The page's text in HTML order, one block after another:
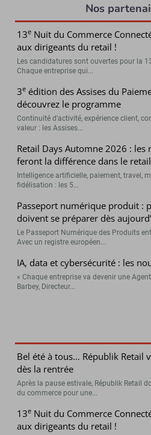
Nos
13e Nuit du Commerce
aux dirigeants du retail !
Les candidatures sont ouvertes pour la
Chaque entreprise qui...
3e édition des Assises du
découvrez le programme
Continuité d’activité, expérience client,
valeur : les Assises...
Retail Days Automne 2026 : les
feront la différence dans le retail
Intelligence artificielle, paiement, travel,
fidélisation : les 5...
Passeport numérique produit :
doivent se préparer dès
Le Passeport Numérique des Produits
Avec un registre européen...
IA, data et cybersécurité : les
« Chaque entreprise va devenir une
Barbey, Directeur...
Bel été à tous… Républik Retail
dès la rentrée
Après la pause estivale, Républik Retail
du commerce pour une...
13e Nuit du Commerce
aux dirigeants du retail !